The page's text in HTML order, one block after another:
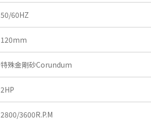
50/60HZ
120mm
特殊金剛砂Corundum
2HP
2800/3600R.P.M